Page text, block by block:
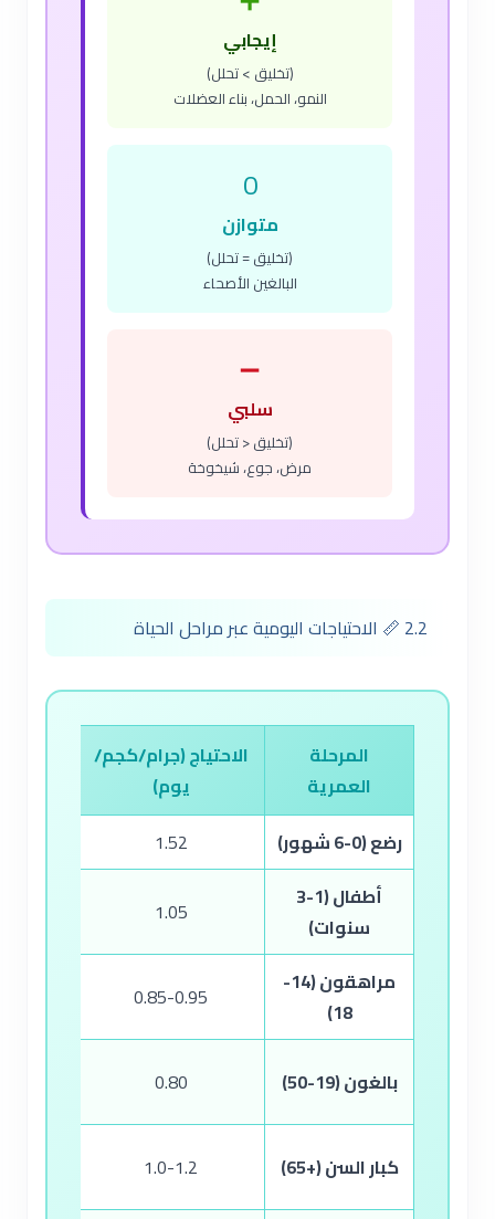
إيجابي
(تخليق > تحلل)
النمو، الحمل، بناء العضلات
0
متوازن
(تخليق = تحلل)
البالغين الأصحاء
➖
سلبي
(تخليق < تحلل)
مرض، جوع، شيخوخة
2.2 📏 الاحتياجات اليومية عبر مراحل الحياة
المرحلة
العمرية
الاحتياج (جرام/كجم/
يوم)
رضع (0-6 شهور)
1.52
أطفال (1-3
سنوات)
1.05
مراهقون (14-
18)
0.85-0.95
بالغون (19-50) 0.80
كبار السن (+65) 1.0-1.2